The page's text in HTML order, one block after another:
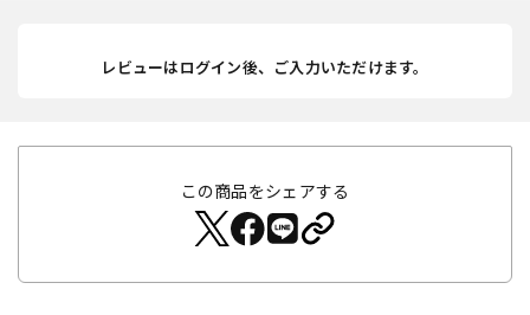
レビューはログイン後、ご入力いただけます。
この商品をシェアする